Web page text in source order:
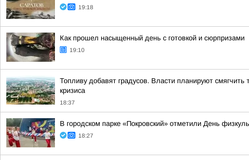
19:18
Как прошел насыщенный день с готовкой и сюрпризами
19:10
Топливу добавят градусов. Власти планируют смягчить
кризиса
18:37
В городском парке «Покровский» отметили День
18:27